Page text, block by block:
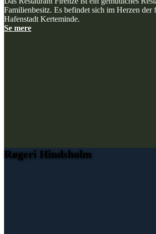
Familienbesitz. Es befindet sich im Herzen der
Hafenstadt Kerteminde.
Se mere
Røgeri Hindsholm